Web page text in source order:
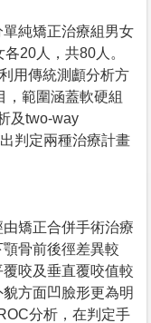
純矯正治療組男女
20人，共80人。
用傳統測顱分析方
，範圍涵蓋軟硬組
及two-way
判定兩種治療計畫
矯正合併手術治療
骨前後徑差異較
咬及垂直覆咬值較
方面凹臉形更為明
分析，在判定手